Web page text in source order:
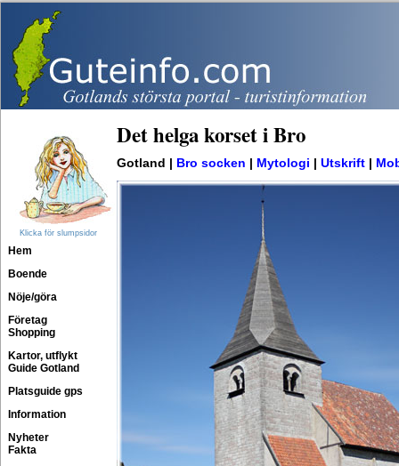
Klicka för slumpsidor
Hem
Boende
Nöje/göra
Företag
Shopping
Kartor, utflykt
Guide Gotland
Platsguide gps
Information
Nyheter
Fakta
Det helga korset i Bro
Gotland | Bro socken Mytologi Utskrift